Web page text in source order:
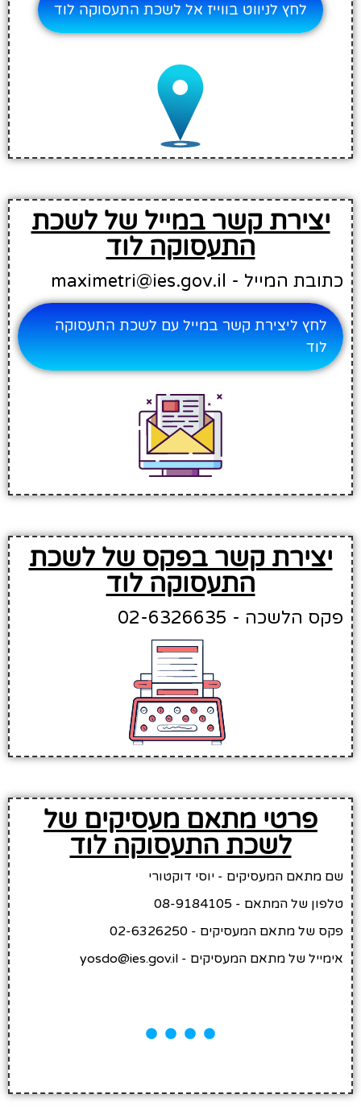
לחץ לניווט בווייז אל לשכת התעסוקה לוד
יצירת קשר במייל של לשכת
התעסוקה לוד
כתובת המייל - maximetri@ies.gov.il
לחץ ליצירת קשר במייל עם לשכת התעסוקה
לוד
יצירת קשר בפקס של לשכת
התעסוקה לוד
פקס הלשכה - 02-6326635
פרטי מתאם מעסיקים של
לשכת התעסוקה לוד
שם מתאם המעסיקים - יוסי דוקטורי
טלפון של המתאם - 08-9184105
פקס של מתאם המעסיקים - 02-6326250
אימייל של מתאם המעסיקים - yosdo@ies.gov.il